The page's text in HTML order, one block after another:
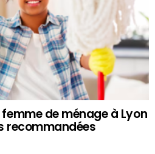
de ménage à Lyon
recommandées